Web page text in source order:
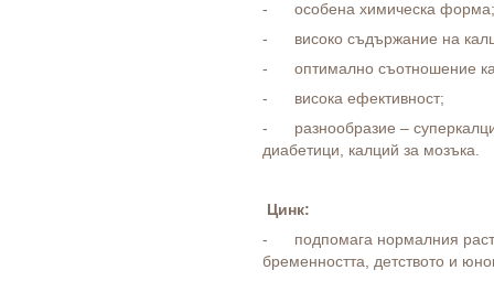
- особена химическа форма;
- високо съдържание на
- оптимално съотношение
- висока ефективност;
- разнообразие –
диабетици, калций за мозъка.
Цинк:
- подпомага нормалния
бременността, детството и